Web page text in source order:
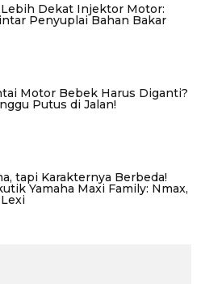
Dekat Injektor Motor:
Penyuplai Bahan Bakar
Motor Bebek Harus Diganti?
Putus di Jalan!
tapi Karakternya Berbeda!
Yamaha Maxi Family: Nmax,